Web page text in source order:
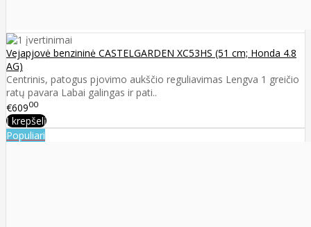
Vejapjovė benzininė CASTELGARDEN XC53HS (51 cm; Honda 4.8
AG)
Centrinis, patogus pjovimo aukščio reguliavimas Lengva 1 greičio
ratų pavara Labai galingas ir pati..
€60900
Į krepšelį
Populiari